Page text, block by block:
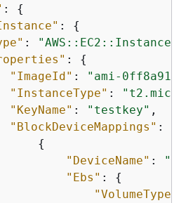
: {
: {
: "AWS::EC2::Instance"
: {
"ImageId" :
"ami-
"InstanceType" :
"KeyName" : "testkey" ,
"BlockDeviceMappings" : [
{
"DeviceName" :
"/
"Ebs" : {
"VolumeType"